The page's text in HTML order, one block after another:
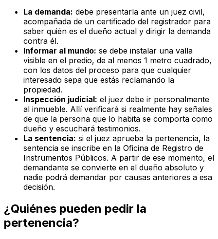
La demanda: debe presentarla ante un juez civil,
acompañada de un certificado del registrador para
saber quién es el dueño actual y dirigir la demanda
contra él.
Informar al mundo: se debe instalar una valla
visible en el predio, de al menos 1 metro cuadrado,
con los datos del proceso para que cualquier
interesado sepa que estás reclamando la
propiedad.
Inspección judicial: el juez debe ir personalmente
al inmueble. Allí verificará si realmente hay señales
de que la persona que lo habita se comporta como
dueño y escuchará testimonios.
La sentencia: si el juez aprueba la pertenencia, la
sentencia se inscribe en la Oficina de Registro de
Instrumentos Públicos. A partir de ese momento, el
demandante se convierte en el dueño absoluto y
nadie podrá demandar por causas anteriores a esa
decisión.
¿Quiénes pueden pedir la
pertenencia?